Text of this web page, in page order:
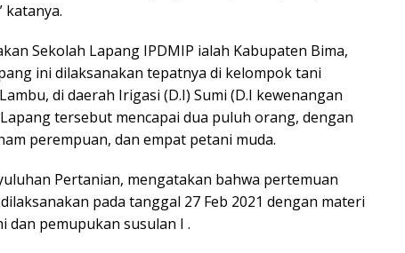
katanya.
Sekolah Lapang IPDMIP ialah Kabupaten Bima,
ini dilaksanakan tepatnya di kelompok tani
di daerah Irigasi (D.I) Sumi (D.I kewenangan
tersebut mencapai dua puluh orang, dengan
perempuan, dan empat petani muda.
Pertanian, mengatakan bahwa pertemuan
pada tanggal 27 Feb 2021 dengan materi
dan pemupukan susulan I .